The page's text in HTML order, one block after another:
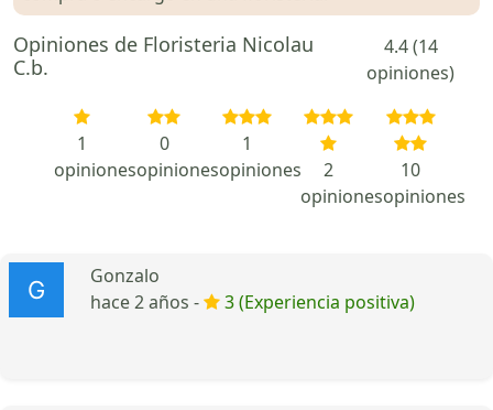
Opiniones de Floristeria Nicolau
C.b.
4.4 (14
opiniones)
1
opiniones
0
opiniones
1
opiniones
2
opiniones
10
opiniones
Gonzalo
hace 2 años -
3 (Experiencia positiva)